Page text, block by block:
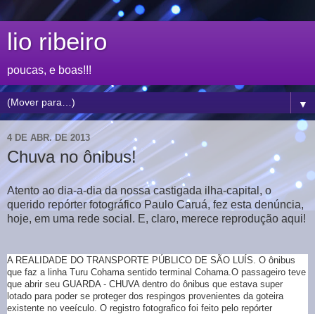
lio ribeiro
poucas, e boas!!!
▼
4 DE ABR. DE 2013
Chuva no ônibus!
Atento ao dia-a-dia da nossa castigada ilha-capital, o
querido repórter fotográfico Paulo Caruá, fez esta denúncia,
hoje, em uma rede social. E, claro, merece reprodução aqui!
A REALIDADE DO TRANSPORTE PÚBLICO DE SÃO LUÍS. O ônibus
que faz a linha Turu Cohama sentido terminal Cohama.O passageiro teve
que abrir seu GUARDA - CHUVA dentro do ônibus que estava super
lotado para poder se proteger dos respingos provenientes da goteira
existente no veeículo. O registro fotografico foi feito pelo repórter